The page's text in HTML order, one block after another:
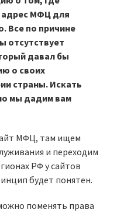
адрес МФЦ для
Все по причине
отсутствует
давал бы
о своих
страны. Искать
мы дадим вам
МФЦ, там ищем
и переходим
РФ у сайтов
будет понятен.
поменять права